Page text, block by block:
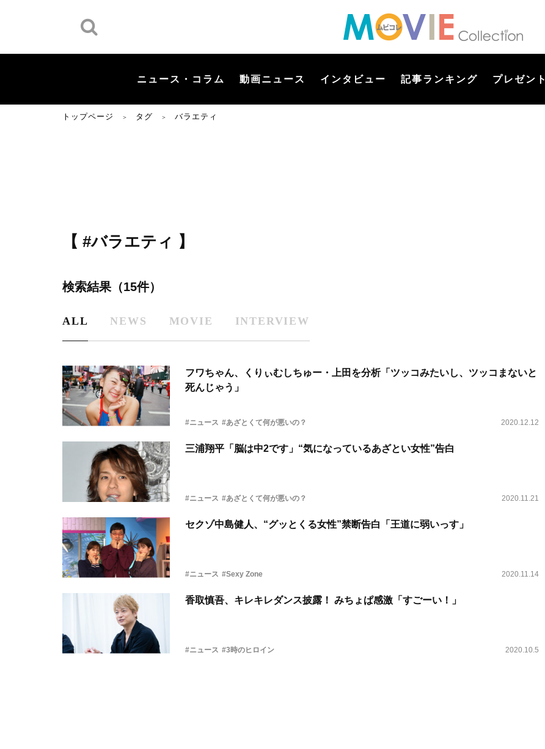
ニュース・コラム 動画ニュース インタビュー 記事ランキング プレゼント
トップページ ＞ タグ ＞ バラエティ
【 #バラエティ 】
検索結果（15件）
ALL NEWS MOVIE INTERVIEW
フワちゃん、くりぃむしちゅー・上田を分析「ツッコみたいし、ツッコまないと
死んじゃう」
#ニュース #あざとくて何が悪いの？ 2020.12.12
三浦翔平「脳は中2です」“気になっているあざとい女性”告白
#ニュース #あざとくて何が悪いの？ 2020.11.21
セクゾ中島健人、“グッとくる女性”禁断告白「王道に弱いっす」
#ニュース #Sexy Zone 2020.11.14
香取慎吾、キレキレダンス披露！ みちょぱ感激「すごーい！」
#ニュース #3時のヒロイン 2020.10.5